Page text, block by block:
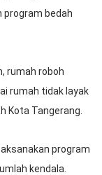
program bedah
rumah roboh
rumah tidak layak
Kota Tangerang.
program
kendala.